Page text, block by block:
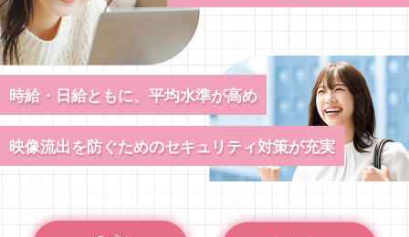
時給・日給ともに、平均水準が高め
映像流出を防ぐためのセキュリティ対策が充実